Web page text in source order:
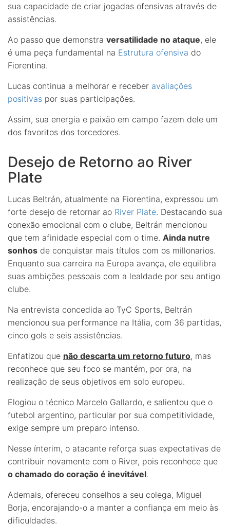
sua capacidade de criar jogadas ofensivas através de
assistências.
Ao passo que demonstra versatilidade no ataque, ele
é uma peça fundamental na Estrutura ofensiva do
Fiorentina.
Lucas continua a melhorar e receber avaliações
positivas por suas participações.
Assim, sua energia e paixão em campo fazem dele um
dos favoritos dos torcedores.
Desejo de Retorno ao River
Plate
Lucas Beltrán, atualmente na Fiorentina, expressou um
forte desejo de retornar ao River Plate. Destacando sua
conexão emocional com o clube, Beltrán mencionou
que tem afinidade especial com o time. Ainda nutre
sonhos de conquistar mais títulos com os millonarios.
Enquanto sua carreira na Europa avança, ele equilibra
suas ambições pessoais com a lealdade por seu antigo
clube.
Na entrevista concedida ao TyC Sports, Beltrán
mencionou sua performance na Itália, com 36 partidas,
cinco gols e seis assistências.
Enfatizou que não descarta um retorno futuro, mas
reconhece que seu foco se mantém, por ora, na
realização de seus objetivos em solo europeu.
Elogiou o técnico Marcelo Gallardo, e salientou que o
futebol argentino, particular por sua competitividade,
exige sempre um preparo intenso.
Nesse ínterim, o atacante reforça suas expectativas de
contribuir novamente com o River, pois reconhece que
o chamado do coração é inevitável.
Ademais, ofereceu conselhos a seu colega, Miguel
Borja, encorajando-o a manter a confiança em meio às
dificuldades.